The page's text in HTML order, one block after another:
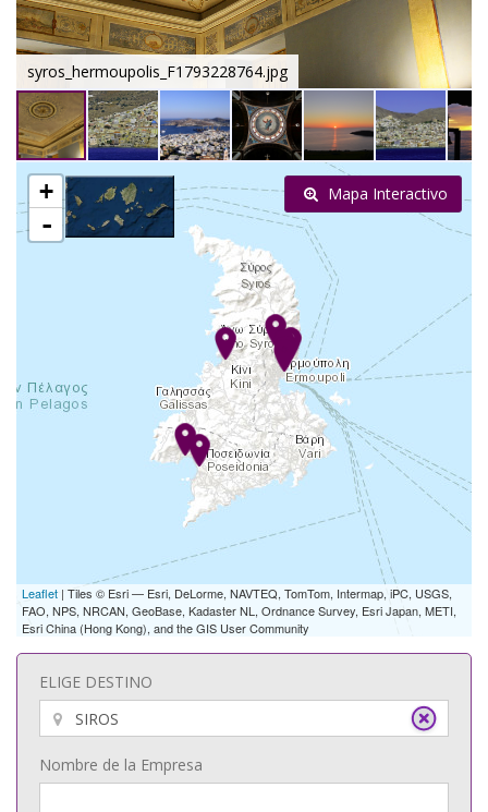
syros_hermoupolis_F1793228764.jpg
+
-
Leaflet | Tiles © Esri — Esri, DeLorme, NAVTEQ, TomTom, Intermap, iPC, USGS,
FAO, NPS, NRCAN, GeoBase, Kadaster NL, Ordnance Survey, Esri Japan, METI,
Esri China (Hong Kong), and the GIS User Community
Mapa Interactivo
ELIGE DESTINO
Nombre de la Empresa